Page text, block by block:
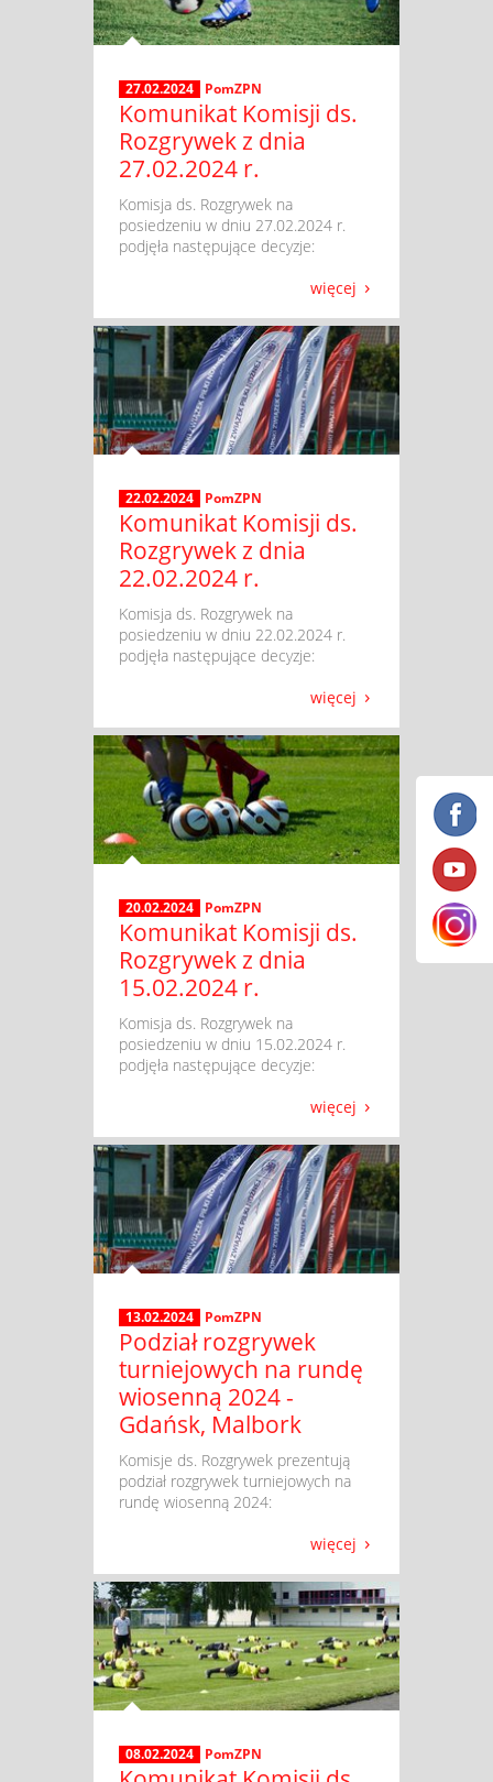
27.02.2024 PomZPN
Komunikat Komisji ds.
Rozgrywek z dnia
27.02.2024 r.
​ Komisja ds. Rozgrywek na
posiedzeniu w dniu 27.02.2024 r.
podjęła następujące decyzje:
więcej
22.02.2024 PomZPN
Komunikat Komisji ds.
Rozgrywek z dnia
22.02.2024 r.
​ Komisja ds. Rozgrywek na
posiedzeniu w dniu 22.02.2024 r.
podjęła następujące decyzje:
więcej
20.02.2024 PomZPN
Komunikat Komisji ds.
Rozgrywek z dnia
15.02.2024 r.
​ Komisja ds. Rozgrywek na
posiedzeniu w dniu 15.02.2024 r.
podjęła następujące decyzje:
więcej
13.02.2024 PomZPN
Podział rozgrywek
turniejowych na rundę
wiosenną 2024 -
Gdańsk, Malbork
​ Komisje ds. Rozgrywek prezentują
podział rozgrywek turniejowych na
rundę wiosenną 2024:
więcej
08.02.2024 PomZPN